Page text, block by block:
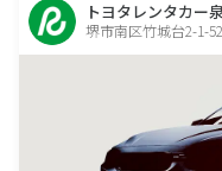
トヨタレンタカー
堺市南区竹城台2-1-52